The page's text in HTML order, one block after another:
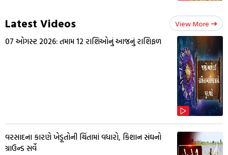
Latest Videos View More
07 ઓગસ્ટ 2026: તમામ 12 રાશિઓનું આજનું રાશિફળ
વરસાદના કારણે ખેડૂતોની ચિંતામાં વધારો, કિશાન સંઘનો
ગ્રાઉન્ડ સર્વે